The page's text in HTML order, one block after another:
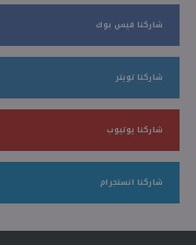
شاركنا فيس بوك
شاركنا تويتر
شاركنا يوتيوب
شاركنا انستجرام